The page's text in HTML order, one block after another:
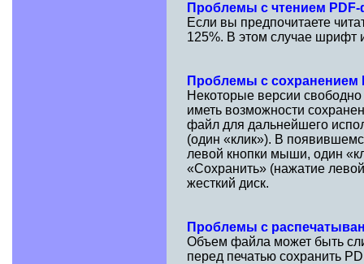
Проблемы с чтением
Если вы предпочитаете
125%. В этом случае шрифт
Проблемы с сохранением
Некоторые версии
иметь возможности
файл для дальнейшего
(один «клик»). В
левой кнопки мыши, один
«Сохранить» (нажатие
жесткий диск.
Проблемы с
Объем файла может быть
перед печатью сохранить